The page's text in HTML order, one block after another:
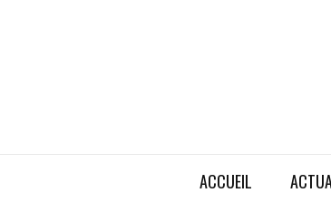
ACCUEIL